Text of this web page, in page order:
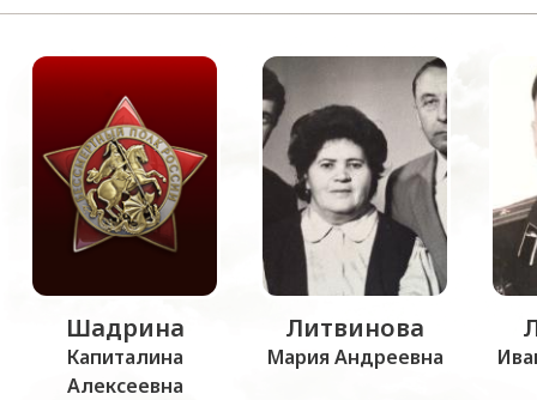
Шадрина
Капиталина
Алексеевна
Литвинова
Мария Андреевна